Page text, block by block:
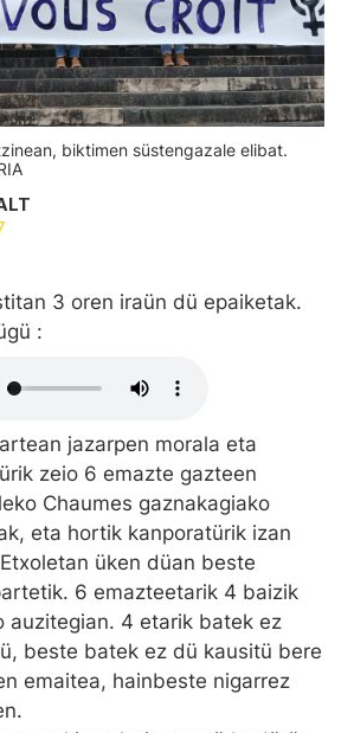
biktimen süstengazale elibat.
3 oren iraün dü epaiketak.
:
jazarpen morala eta
zeio 6 emazte gazteen
Chaumes gaznakagiako
eta hortik kanporatürik izan
üken düan beste
6 emazteetarik 4 baizik
auzitegian. 4 etarik batek ez
beste batek ez dü kausitü bere
emaitea, hainbeste nigarrez